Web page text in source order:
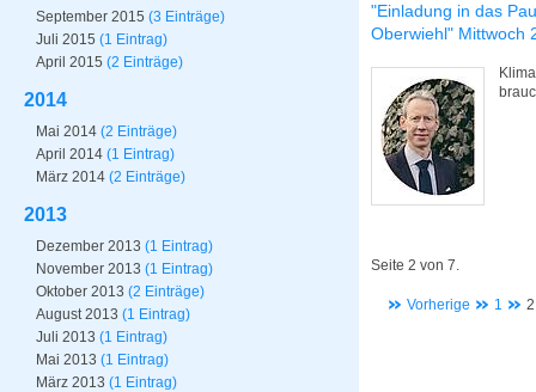
September 2015 (3 Einträge)
Juli 2015 (1 Eintrag)
April 2015 (2 Einträge)
2014
Mai 2014 (2 Einträge)
April 2014 (1 Eintrag)
März 2014 (2 Einträge)
2013
Dezember 2013 (1 Eintrag)
November 2013 (1 Eintrag)
Oktober 2013 (2 Einträge)
August 2013 (1 Eintrag)
Juli 2013 (1 Eintrag)
Mai 2013 (1 Eintrag)
März 2013 (1 Eintrag)
"Einladung in das
Oberwiehl" Mittwoch
Seite 2 von 7.
Vorherige 1 2